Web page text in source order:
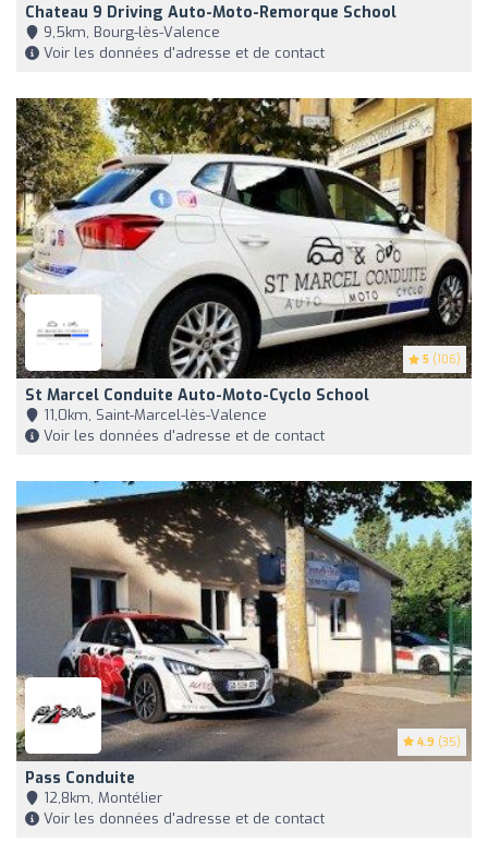
Chateau 9 Driving Auto-Moto-Remorque School
9,5km, Bourg-lès-Valence
Voir les données d'adresse et de contact
5 (106)
St Marcel Conduite Auto-Moto-Cyclo School
11,0km, Saint-Marcel-lès-Valence
Voir les données d'adresse et de contact
4.9 (35)
Pass Conduite
12,8km, Montélier
Voir les données d'adresse et de contact